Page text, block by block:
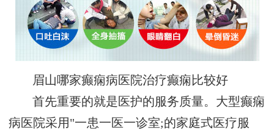
眉山哪家癫痫病医院治疗癫痫比较好
首先重要的就是医护的服务质量。大型癫痫
病医院采用"一患一医一诊室;的家庭式医疗服